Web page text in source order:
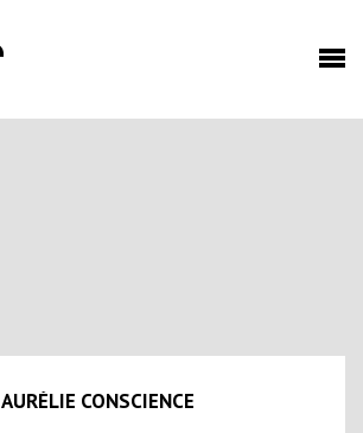
AURÉLIE CONSCIENCE